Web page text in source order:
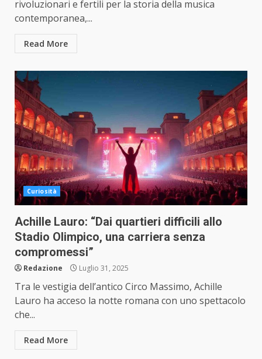
rivoluzionari e fertili per la storia della musica
contemporanea,...
Read More
Curiosità
Achille Lauro: “Dai quartieri difficili allo
Stadio Olimpico, una carriera senza
compromessi”
Redazione Luglio 31, 2025
Tra le vestigia dell’antico Circo Massimo, Achille
Lauro ha acceso la notte romana con uno spettacolo
che...
Read More